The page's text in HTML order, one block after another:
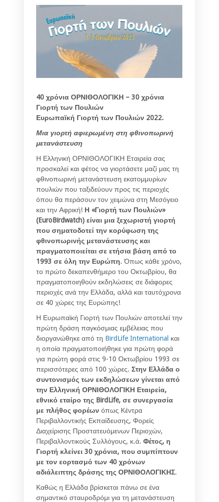
40 χρόνια ΟΡΝΙΘΟΛΟΓΙΚΗ – 30 χρόνια
Γιορτή των Πουλιών
Ευρωπαϊκή Γιορτή των Πουλιών 2022.
Μια γιορτή αφιερωμένη στη φθινοπωρινή
μετανάστευση
Η Ελληνική ΟΡΝΙΘΟΛΟΓΙΚΗ Εταιρεία σας
προσκαλεί και φέτος να γιορτάσετε μαζί μας τη
φθινοπωρινή μετανάστευση εκατομμυρίων
πουλιών που ταξιδεύουν προς τις περιοχές
όπου θα περάσουν τον χειμώνα στη Μεσόγειο
και την Αφρική! Η «Γιορτή των Πουλιών»
(EuroBirdwatch) είναι μια ξεχωριστή γιορτή
που σηματοδοτεί την κορύφωση της
φθινοπωρινής μετανάστευσης και
πραγματοποιείται σε ετήσια βάση από το
1993 σε όλη την Ευρώπη. Όπως κάθε χρόνο,
το πρώτο δεκαπενθήμερο του Οκτωβρίου, θα
πραγματοποιηθούν εκδηλώσεις σε διάφορες
περιοχές ανά την Ελλάδα, αλλά και ταυτόχρονα
σε 40 χώρες της Ευρώπης!
Η Ευρωπαϊκή Γιορτή των Πουλιών αποτελεί την
πρώτη δράση παγκόσμιας εμβέλειας που
διοργανώθηκε από τη BirdLife International και
η οποία πραγματοποιήθηκε για πρώτη φορά
για πρώτη φορά στις 9-10 Οκτωβρίου 1993 σε
περισσότερες από 100 χώρες. Στην Ελλάδα ο
συντονισμός των εκδηλώσεων γίνεται από
την Ελληνική ΟΡΝΙΘΟΛΟΓΙΚΗ Εταιρεία,
εθνικό εταίρο της BirdLife, σε συνεργασία
με πλήθος φορέων όπως Κέντρα
Περιβαλλοντικής Εκπαίδευσης, Φορείς
Διαχείρισης Προστατευόμενων Περιοχών,
Περιβαλλοντικούς Συλλόγους, κ.ά. Φέτος, η
Γιορτή κλείνει 30 χρόνια, που συμπίπτουν
με τον εορτασμό των 40 χρόνων
αδιάλειπτης δράσης της ΟΡΝΙΘΟΛΟΓΙΚΗΣ.
Καθώς η Ελλάδα βρίσκεται πάνω σε ένα
σημαντικό σταυροδρόμι για τη μετανάστευση